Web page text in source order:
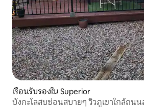
เรือนรับรองใน Superior
บังกะโลสบซ่อนสบายๆ วิวภูเขาใกล้ถน